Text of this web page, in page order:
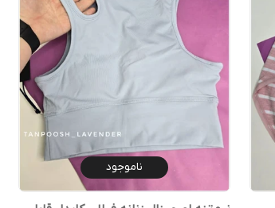
ناموجود